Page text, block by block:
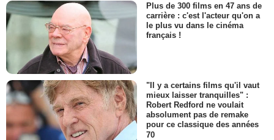
Plus de 300 films en 47 ans de
carrière : c'est l'acteur qu'on a
le plus vu dans le cinéma
français !
"Il y a certains films qu'il vaut
mieux laisser tranquilles" :
Robert Redford ne voulait
absolument pas de remake
pour ce classique des années
70